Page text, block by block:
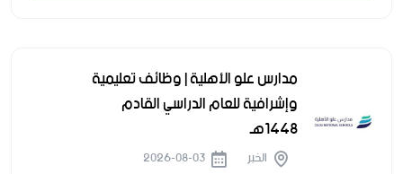
مدارس علو الأهلية | وظائف تعليمية
وإشرافية للعام الدراسي القادم
1448هـ
الخبر